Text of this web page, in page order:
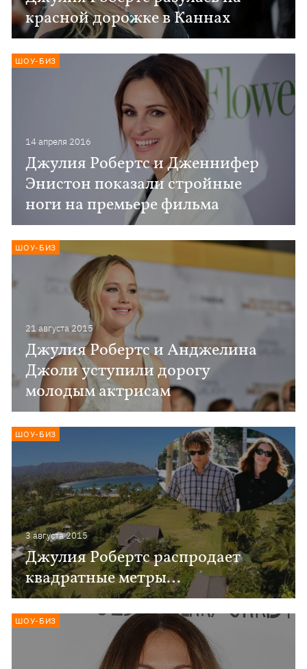
красной дорожке в Каннах
14 апреля 2016
Джулия Робертс и Дженнифер
Энистон показали стройные
ноги на премьере фильма
ШОУ-БИЗ
21 августа 2015
Джулия Робертс и Анджелина
Джоли уступили дорогу
молодым актрисам
ШОУ-БИЗ
3 августа 2015
Джулия Робертс распродает
квадратные метры…
ШОУ-БИЗ
ШОУ-БИЗ